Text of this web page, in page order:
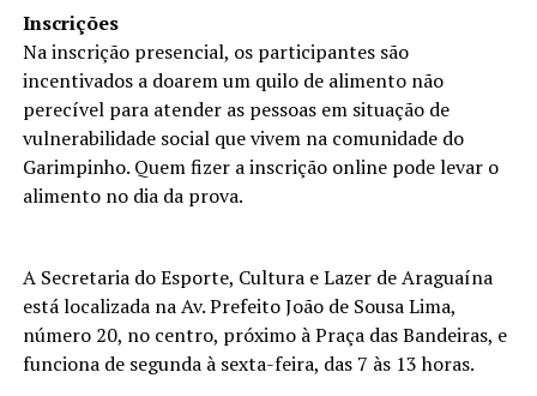
Inscrições
Na inscrição presencial, os participantes são
incentivados a doarem um quilo de alimento não
perecível para atender as pessoas em situação de
vulnerabilidade social que vivem na comunidade do
Garimpinho. Quem fizer a inscrição online pode levar o
alimento no dia da prova.
A Secretaria do Esporte, Cultura e Lazer de Araguaína
está localizada na Av. Prefeito João de Sousa Lima,
número 20, no centro, próximo à Praça das Bandeiras, e
funciona de segunda à sexta-feira, das 7 às 13 horas.